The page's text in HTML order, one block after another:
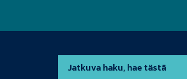
Jatkuva haku, hae tästä